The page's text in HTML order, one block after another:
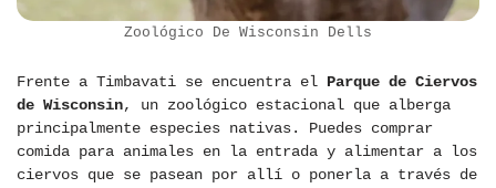
Zoológico De Wisconsin Dells
Frente a Timbavati se encuentra el Parque de Ciervos
de Wisconsin, un zoológico estacional que alberga
principalmente especies nativas. Puedes comprar
comida para animales en la entrada y alimentar a los
ciervos que se pasean por allí o ponerla a través de